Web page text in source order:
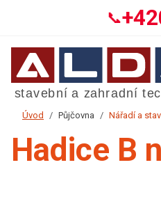
📞
Úvod Půjčovna Nářadí a
Hadice B